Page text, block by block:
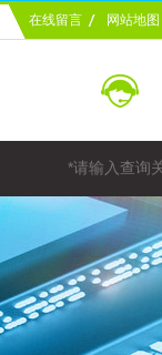
在线留言 网站地图